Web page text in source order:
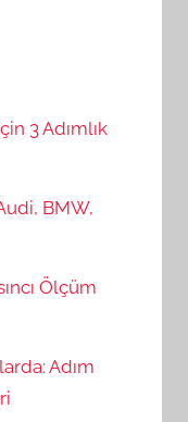
3 Adımlık
BMW,
Ölçüm
Adım